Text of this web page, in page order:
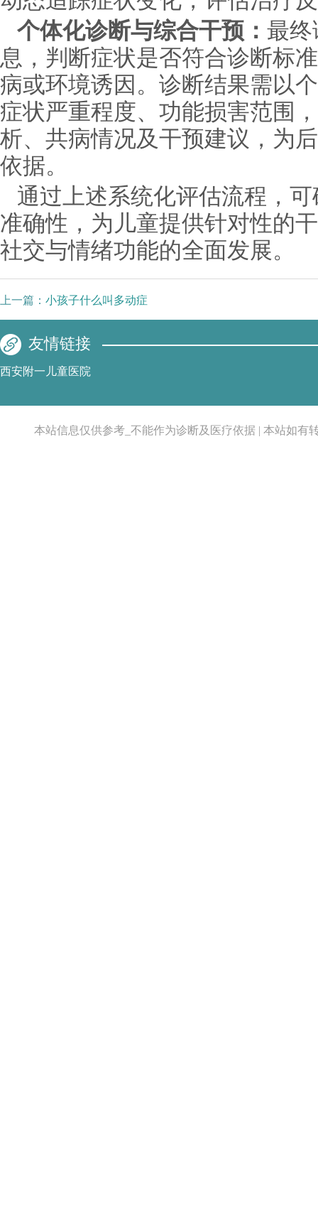
个体化诊断与综合干预： 最终
息，判断症状是否符合诊断标
病或环境诱因。诊断结果需以
症状严重程度、功能损害范围
析、共病情况及干预建议，为
依据。
通过上述系统化评估流程，
准确性，为儿童提供针对性的
社交与情绪功能的全面发展。
上一篇： 小孩子什么叫多动症
友情链接
西安附一儿童医院
本站信息仅供参考_不能作为诊断及医疗依据 | 本站如